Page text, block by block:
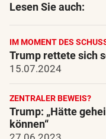
Lesen Sie auch:
IM MOMENT DES
Trump rettete sich
15.07.2024
ZENTRALER BEWEIS?
Trump: „Hätte
können“